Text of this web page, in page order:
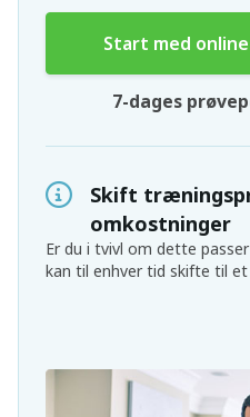
Start med
7-dages
Skift
omkostninger
Er du i tvivl om dette
kan til enhver tid skifte til